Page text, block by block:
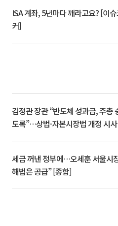
ISA 계좌, 5년마다 깨라고요? [이
커]
김정관 장관 “반도체 성과급, 주총
도록”…상법·자본시장법 개정 시사
세금 꺼낸 정부에…오세훈 서울시
해법은 공급” [종합]